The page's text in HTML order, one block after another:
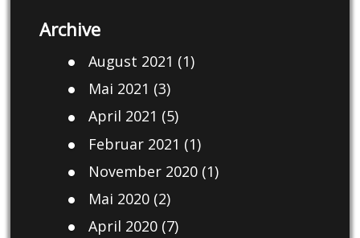
Archive
August 2021 (1)
Mai 2021 (3)
April 2021 (5)
Februar 2021 (1)
November 2020(1)
Mai 2020(2)
April 2020(7)